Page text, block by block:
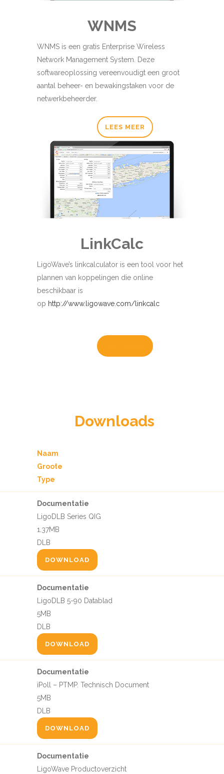
WNMS
WNMS is een gratis Enterprise Wireless
Network Management System. Deze
softwareoplossing vereenvoudigt een groot
aantal beheer- en bewakingstaken voor de
netwerkbeheerder.
LEES MEER
LinkCalc
LigoWave’s linkcalculator is een tool voor het
plannen van koppelingen die online
beschikbaar is
op http://www.ligowave.com/linkcalc
Downloads
Naam
Groote
Type
Documentatie
LigoDLB Series QIG
1.37MB
DLB
DOWNLOAD
Documentatie
LigoDLB 5-90 Datablad
5MB
DLB
DOWNLOAD
Documentatie
iPoll – PTMP. Technisch Document
5MB
DLB
DOWNLOAD
Documentatie
LigoWave Productoverzicht